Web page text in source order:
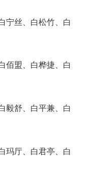
宁丝、白松竹、白
佰盟、白桦捷、白
毅舒、白平兼、白
玛厅、白君亭、白